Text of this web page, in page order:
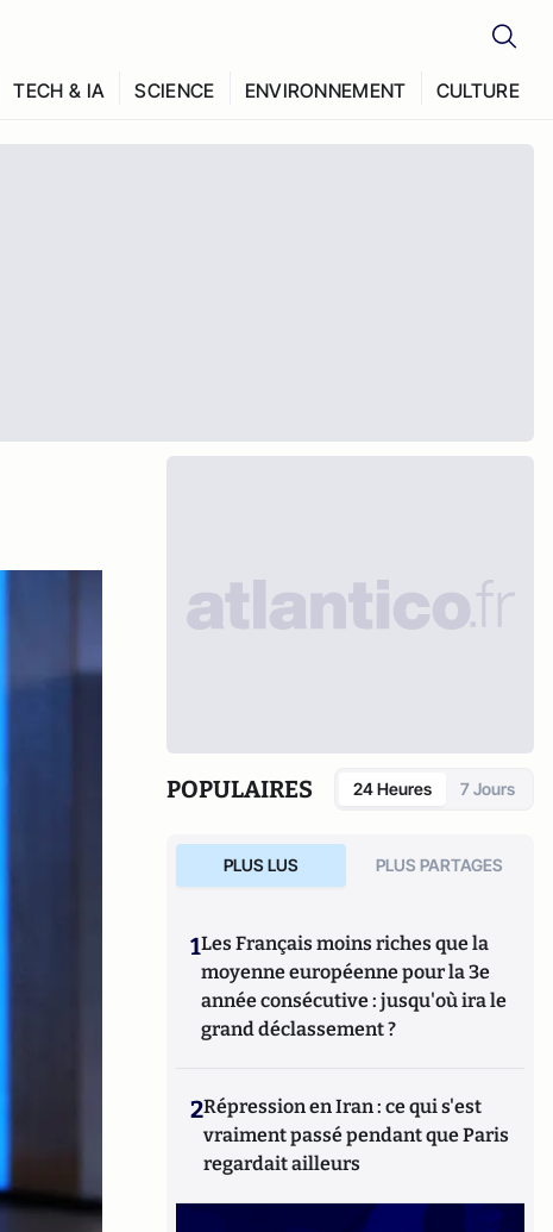
TECH & IA SCIENCE ENVIRONNEMENT CULTURE
POPULAIRES 24 Heures 7 Jours
PLUS LUS PLUS PARTAGES
1Les Français moins riches que la
moyenne européenne pour la 3e
année consécutive : jusqu'où ira le
grand déclassement ?
2Répression en Iran : ce qui s'est
vraiment passé pendant que Paris
regardait ailleurs